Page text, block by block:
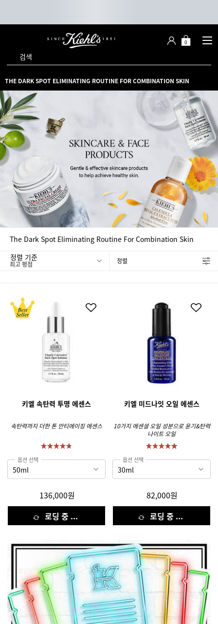
검색
장
니
0
THE DARK SPOT ELIMINATING ROUTINE FOR COMBINATION SKIN
The Dark Spot Eliminating Routine For Combination Skin
정렬 기준
정렬
FILTER MENU
키엘 속탄력 투명 에센스
속탄력까지 더한 톤 안티에이징 에센스
옵션 선택
136,000원
로딩 중 ...
키엘 미드나잇 오일 에센스
10가지 에센셜 오일 성분으로 윤기&탄력
나이트 오일
옵션 선택
82,000원
로딩 중 ...